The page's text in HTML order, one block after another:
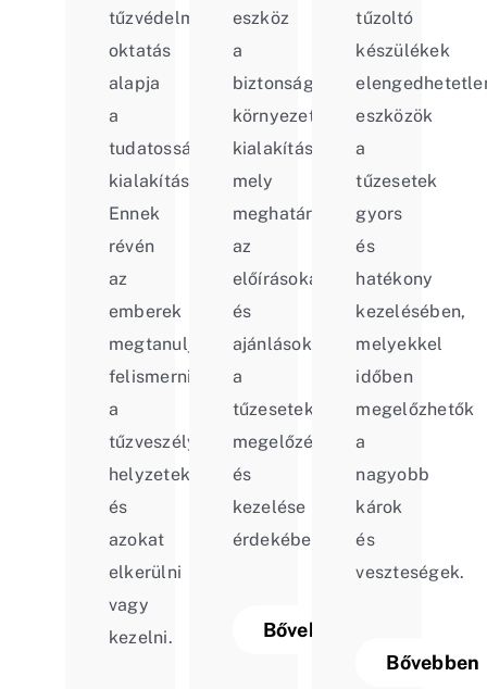
tűzvédelmi
oktatás
alapja
a
tudatosság
kialakítása.
Ennek
révén
az
emberek
megtanulják
felismerni
a
tűzveszélyes
helyzeteket
és
azokat
elkerülni
vagy
kezelni.
eszköz
a
biztonságos
környezet
kialakításában,
mely
meghatározza
az
előírásokat
és
ajánlásokat
a
tűzesetek
megelőzése
és
kezelése
érdekében.
Bővebben
tűzoltó
készülékek
eszközök
a
tűzesetek
gyors
és
hatékony
kezelésében,
melyekkel
időben
megelőzhetők
a
nagyobb
károk
és
veszteségek.
Bővebben